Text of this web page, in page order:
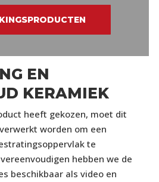
EN
KERAMIEK
heeft gekozen, moet dit
worden om een
te
hebben we de
beschikbaar als video en